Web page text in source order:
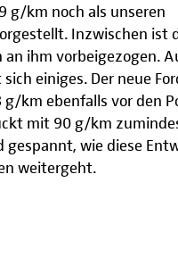
g/km noch als unseren
Inzwischen ist
ihm vorbeigezogen.
einiges. Der neue
km ebenfalls vor den
mit 90 g/km
gespannt, wie diese
weitergeht.